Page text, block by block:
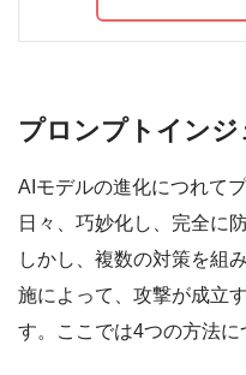
プロンプトイン
AIモデルの進化につれて
日々、巧妙化し、完全に
しかし、複数の対策を組
施によって、攻撃が成立
す。ここでは4つの方法に